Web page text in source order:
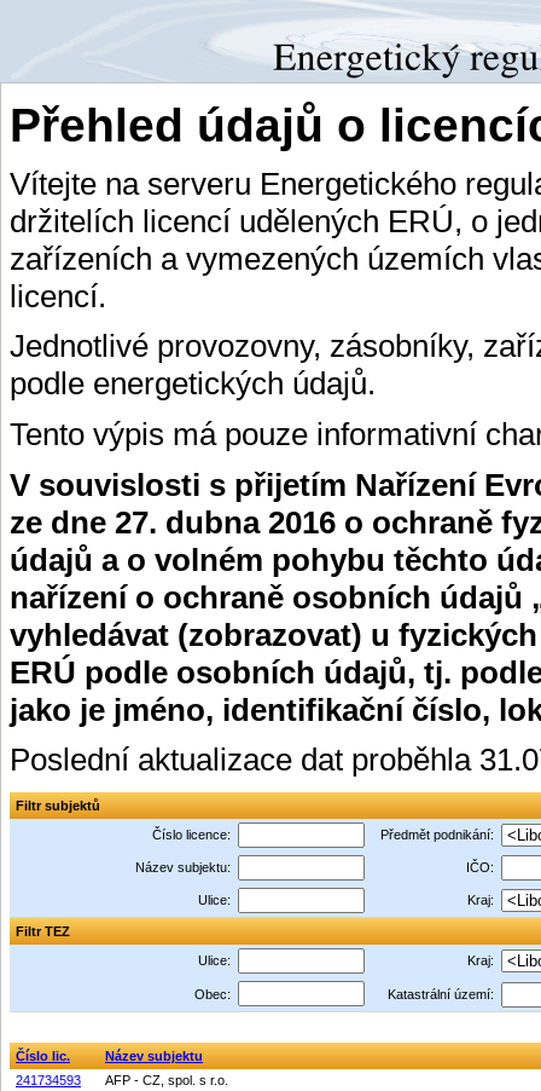
Přehled údajů o
Vítejte na serveru Energetického
držitelích licencí udělených ERÚ, o
zařízeních a vymezených územích
licencí.
Jednotlivé provozovny, zásobníky,
podle energetických údajů.
Tento výpis má pouze informativní
V souvislosti s přijetím Nařízení
ze dne 27. dubna 2016 o ochraně
údajů a o volném pohybu těchto
nařízení o ochraně osobních údajů
vyhledávat (zobrazovat) u
ERÚ podle osobních údajů, tj.
jako je jméno, identifikační číslo,
Poslední aktualizace dat proběhla
Filtr subjektů
Číslo licence:
Předmět podnikání:
Název subjektu: IČO:
Ulice: Kraj:
Filtr TEZ
Ulice:
Kraj:
Obec: Katastrální území:
Číslo lic.
Název subjektu
241734593
AFP - CZ, spol. s r.o.